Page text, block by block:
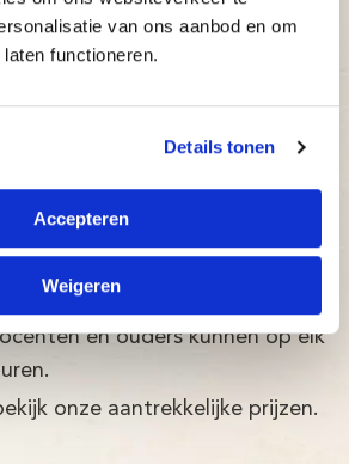
van ons aanbod en om
functioneren.
Details tonen
Accepteren
Weigeren
typecursus ontwikkeld door
team van psychologen.
in Helden is:
typecursus volgens de nieuwste
ontwikkelingen, met een
van maar liefst 97%!
de cursist aan.
en ouders kunnen op elk
onze aantrekkelijke prijzen.